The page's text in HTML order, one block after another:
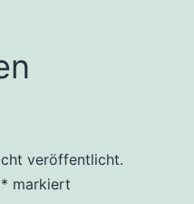
veröffentlicht.
* markiert